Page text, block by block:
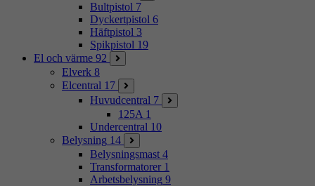
Bultpistol 7
Dyckertpistol 6
Häftpistol 3
Spikpistol 19
El och värme 92
Elverk 8
Elcentral 17
Huvudcentral 7
125A 1
Undercentral 10
Belysning 14
Belysningsmast 4
Transformatorer 1
Arbetsbelysning 9